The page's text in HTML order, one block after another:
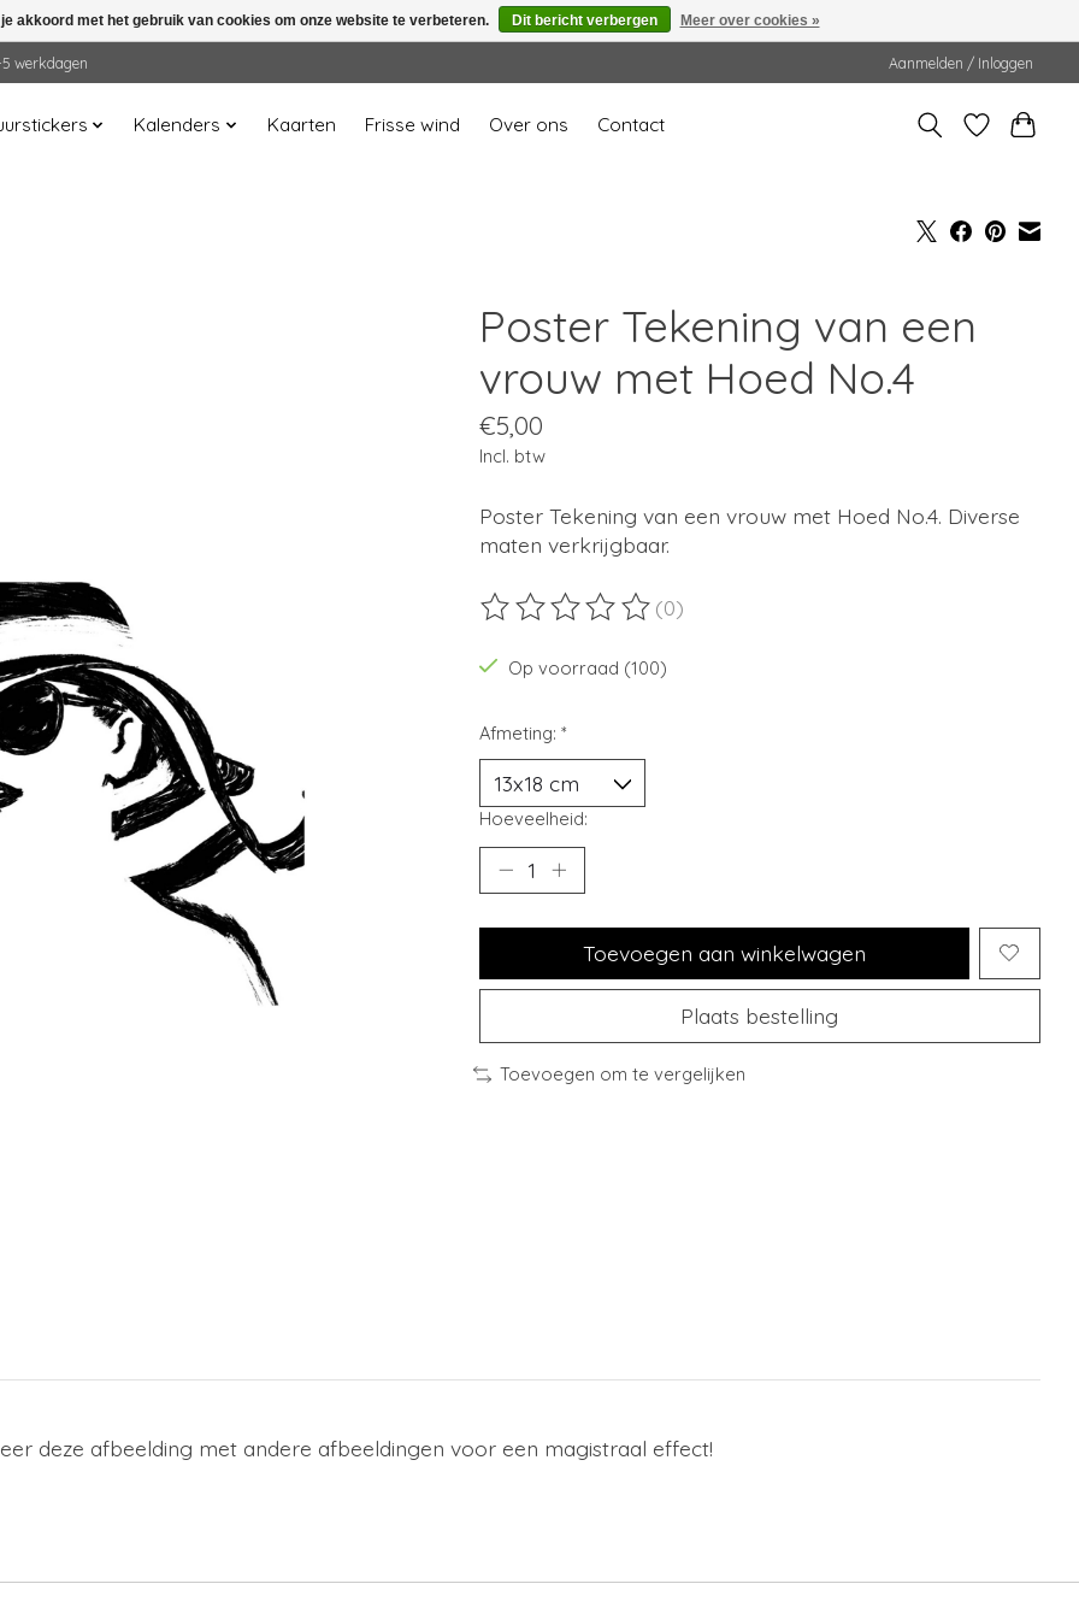
werkdagen Aanmelden / Inloggen
Kalenders Kaarten Frisse wind Over ons Contact
Poster Tekening van een
vrouw met Hoed No.4
€5,00
Incl. btw
Poster Tekening van een vrouw met Hoed No.4. Diverse
maten verkrijgbaar.
De beoordeling van dit product is
(0)
Op voorraad (100)
Afmeting: *
Hoeveelheid:
Toevoegen aan winkelwagen
Plaats bestelling
Toevoegen om te vergelijken
deze afbeelding met andere afbeeldingen voor een magistraal effect!
akkoord met het gebruik van cookies om onze website te verbeteren. Dit bericht verbergen Meer over cookies »